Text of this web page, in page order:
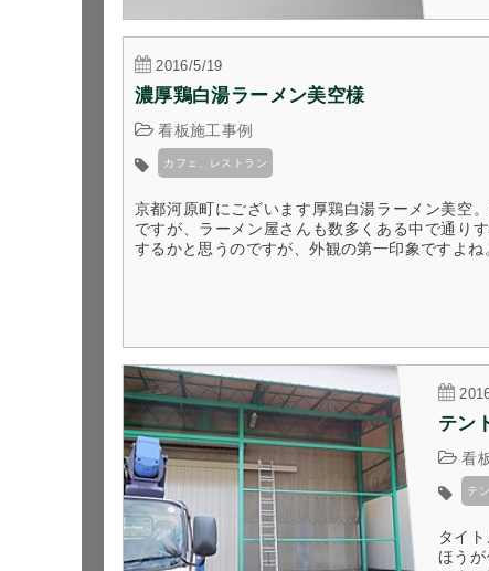
2016/5/19
濃厚鶏白湯ラーメン美空様
看板施工事例
カフェ、レストラン
京都河原町にございます厚鶏白湯ラーメン美空
ですが、ラーメン屋さんも数多くある中で通り
するかと思うのですが、外観の第一印象ですよね
テン
看
テ
タイ
ほう